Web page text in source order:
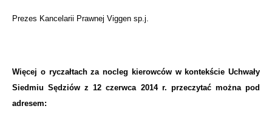
Prezes Kancelarii Prawnej Viggen sp.j.
Więcej o ryczałtach za nocleg kierowców w kontekście Uchwały
Siedmiu Sędziów z 12 czerwca 2014 r. przeczytać można pod
adresem: